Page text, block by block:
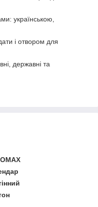
українською,
і отвором для
державні та